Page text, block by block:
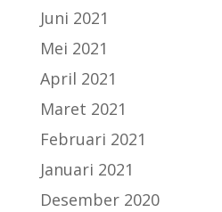
Juni 2021
Mei 2021
April 2021
Maret 2021
Februari 2021
Januari 2021
Desember 2020